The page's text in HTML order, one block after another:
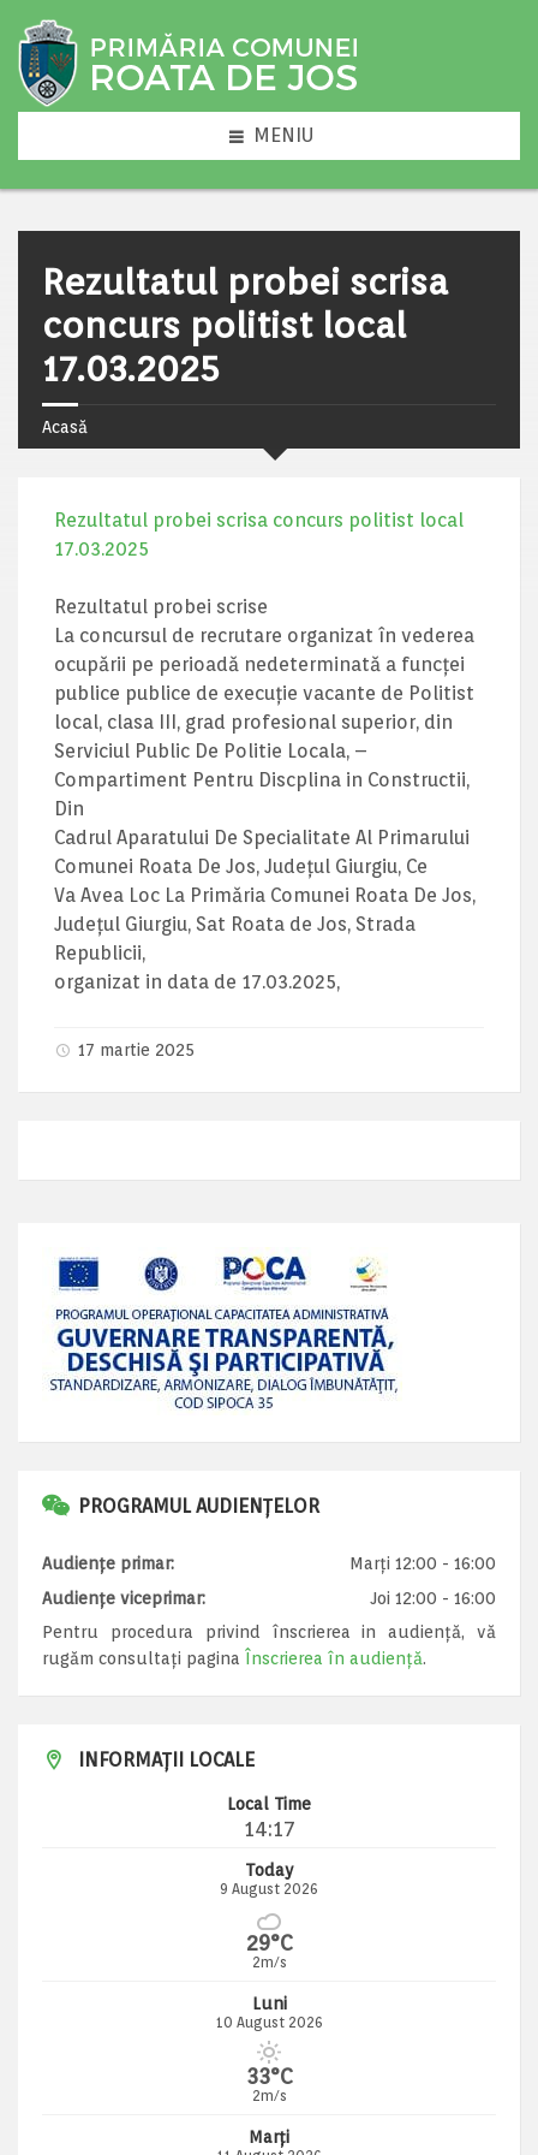
MENIU
Rezultatul probei scrisa
concurs politist local
17.03.2025
Acasă
Rezultatul probei scrisa concurs politist local
17.03.2025
Rezultatul probei scrise
La concursul de recrutare organizat în vederea
ocupării pe perioadă nedeterminată a funcţei
publice publice de execuţie vacante de Politist
local, clasa III, grad profesional superior, din
Serviciul Public De Politie Locala, –
Compartiment Pentru Discplina in Constructii,
Din
Cadrul Aparatului De Specialitate Al Primarului
Comunei Roata De Jos, Județul Giurgiu, Ce
Va Avea Loc La Primăria Comunei Roata De Jos,
Județul Giurgiu, Sat Roata de Jos, Strada
Republicii,
organizat in data de 17.03.2025,
17 martie 2025
PROGRAMUL AUDIENȚELOR
Audiențe primar:
Marți 12:00 - 16:00
Audiențe viceprimar:
Joi 12:00 - 16:00
Pentru procedura privind înscrierea in audiență, vă
rugăm consultați pagina Înscrierea în audiență.
INFORMAȚII LOCALE
Local Time
14:17
Today
9 August 2026
29°C
2m/s
Luni
10 August 2026
33°C
2m/s
Marți